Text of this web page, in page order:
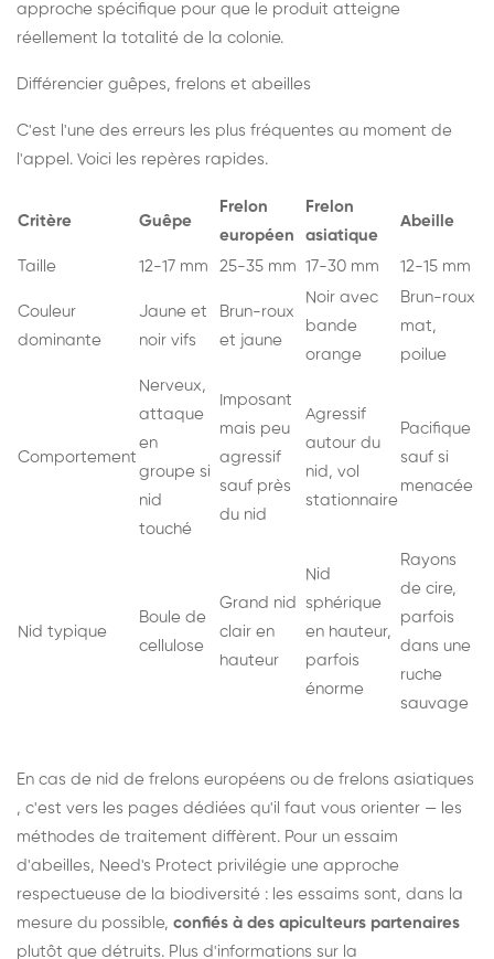
approche spécifique pour que le produit atteigne
réellement la totalité de la colonie.
Différencier guêpes, frelons et abeilles
C'est l'une des erreurs les plus fréquentes au moment de
l'appel. Voici les repères rapides.
Critère Guêpe
Frelon
européen
Frelon
asiatique
Abeille
Taille 12-17 mm 25-35 mm 17-30 mm 12-15 mm
Couleur
dominante
Jaune et
noir vifs
Brun-roux
et jaune
Noir avec
bande
orange
Brun-roux
mat,
poilue
Comportement
Nerveux,
attaque
en
groupe si
nid
touché
Imposant
mais peu
agressif
sauf près
du nid
Agressif
autour du
nid, vol
stationnaire
Pacifique
sauf si
menacée
Nid typique
Boule de
cellulose
Grand nid
clair en
hauteur
Nid
sphérique
en hauteur,
parfois
énorme
Rayons
de cire,
parfois
dans une
ruche
sauvage
En cas de nid de frelons européens ou de frelons asiatiques
, c'est vers les pages dédiées qu'il faut vous orienter — les
méthodes de traitement diffèrent. Pour un essaim
d'abeilles, Need's Protect privilégie une approche
respectueuse de la biodiversité : les essaims sont, dans la
mesure du possible, confiés à des apiculteurs partenaires
plutôt que détruits. Plus d'informations sur la